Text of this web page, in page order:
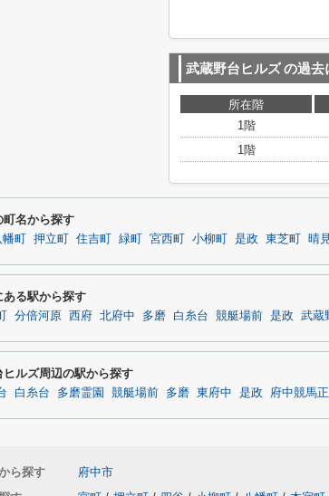
武蔵野台ヒルズの過去
所在階
1階
1階
町名から探す
町 押立町 住吉町 緑町 宮西町 小柳町 是政 東芝町 晴
ある駅から探す
分倍河原 西府 北府中 多磨 白糸台 競艇場前 是政 武蔵
ヒルズ周辺の駅から探す
白糸台 多磨霊園 競艇場前 多磨 東府中 是政 府中競馬
ら探す
府中市